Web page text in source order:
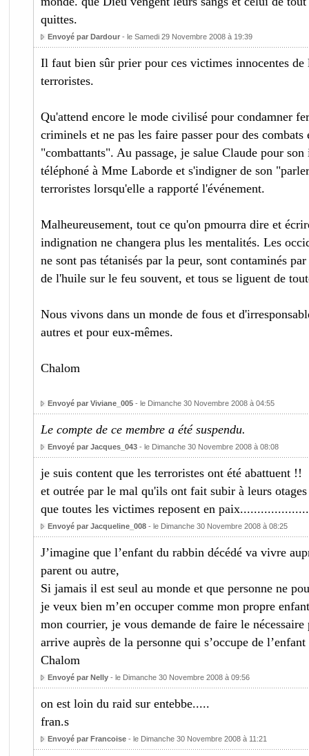
quittes.
Envoyé par Dardour- le Samedi 29 Novembre 2008 à 19:39
Il faut bien sûr prier pour ces victimes innocentes
terroristes.
Qu'attend encore le mode civilisé pour condamner
criminels et ne pas les faire passer pour des combats
"combattants". Au passage, je salue Claude pour
téléphoné à Mme Laborde et s'indigner de son
terroristes lorsqu'elle a rapporté l'événement.
Malheureusement, tout ce qu'on pmourra dire et
indignation ne changera plus les mentalités. Les
ne sont pas tétanisés par la peur, sont contaminés
de l'huile sur le feu souvent, et tous se liguent de
Nous vivons dans un monde de fous et
autres et pour eux-mêmes.
Chalom
Envoyé par Viviane_005- le Dimanche 30 Novembre 2008 à 04:55
Le compte de ce membre a été suspendu.
Envoyé par Jacques_043- le Dimanche 30 Novembre 2008 à 08:08
je suis content que les terroristes ont été abattuent !!
et outrée par le mal qu'ils ont fait subir à leurs
que toutes les victimes reposent en
Envoyé par Jacqueline_008- le Dimanche 30 Novembre 2008 à 08:25
J’imagine que l’enfant du rabbin décédé va vivre
parent ou autre,
Si jamais il est seul au monde et que personne ne
je veux bien m’en occuper comme mon propre
mon courrier, je vous demande de faire le
arrive auprès de la personne qui s’occupe de
Chalom
Envoyé par Nelly- le Dimanche 30 Novembre 2008 à 09:56
on est loin du raid sur entebbe.....
fran.s
Envoyé par Francoise- le Dimanche 30 Novembre 2008 à 11:21